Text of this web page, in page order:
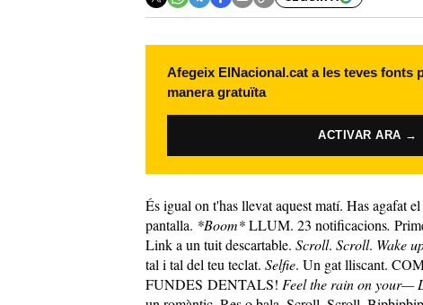
Afegeix ElNacional.cat a les teves fonts
manera gratuïta
ACTIVAR ARA →
És igual on t'has llevat aquest matí. Has agafat
pantalla. *Boom*LLUM. 23 notificacions.
Link a un tuit descartable. Scroll. Scroll. Wake
tal i tal del teu teclat. Selfie. Un gat lliscant.
FUNDES DENTALS! Feel the rain on your—